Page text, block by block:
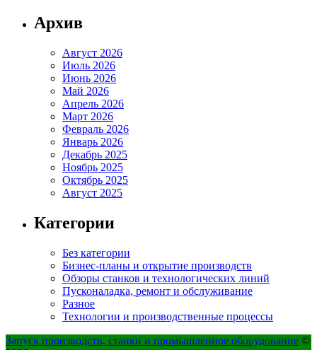
Архив
Август 2026
Июль 2026
Июнь 2026
Май 2026
Апрель 2026
Март 2026
Февраль 2026
Январь 2026
Декабрь 2025
Ноябрь 2025
Октябрь 2025
Август 2025
Категории
Без категории
Бизнес-планы и открытие производств
Обзоры станков и технологических линий
Пусконаладка, ремонт и обслуживание
Разное
Технологии и производственные процессы
Запуск производств, станки и промышленное оборудование ©